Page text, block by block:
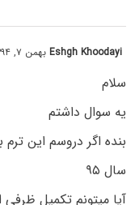
Eshgh Khoodayiبهمن ۷, ۱۳۹۴ at ۱۰:۲۱ ق٫ظ
سلام
یه سوال داشتم
بنده اگر دروسم این
سال ۹۵